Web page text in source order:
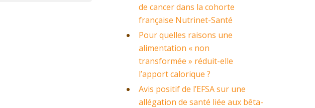
de cancer dans la cohorte
française Nutrinet-Santé
Pour quelles raisons une
alimentation « non
transformée » réduit-elle
l’apport calorique ?
Avis positif de l’EFSA sur une
allégation de santé liée aux bêta-